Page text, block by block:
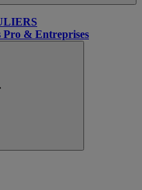
Pro & Entreprises